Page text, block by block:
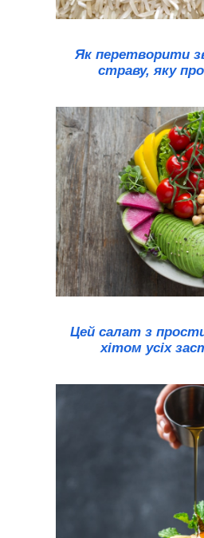
Як перетворити
страву, яку
Цей салат з
хітом усіх